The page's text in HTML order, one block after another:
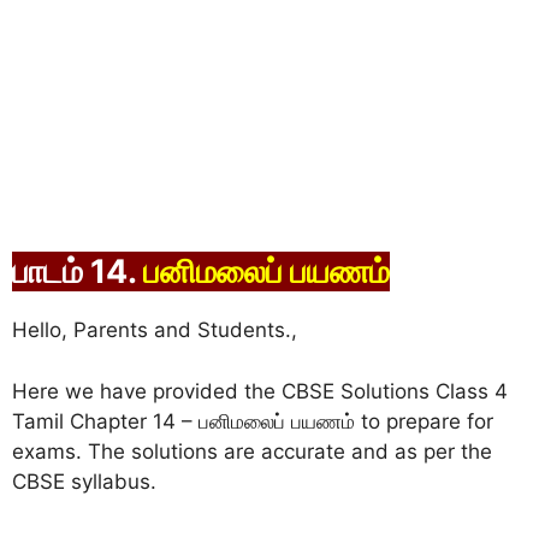
பாடம் 14.பனிமலைப் பயணம்
Hello, Parents and Students.,
Here we have provided the CBSE Solutions Class 4
Tamil Chapter 14 – பனிமலைப் பயணம் to prepare for
exams. The solutions are accurate and as per the
CBSE syllabus.